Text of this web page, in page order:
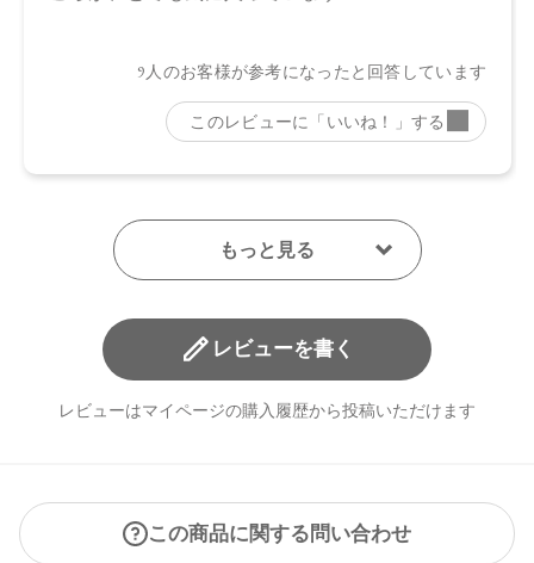
レビューを書く
レビューはマイページの購入履歴から投稿いただけます
この商品に関する問い合わせ